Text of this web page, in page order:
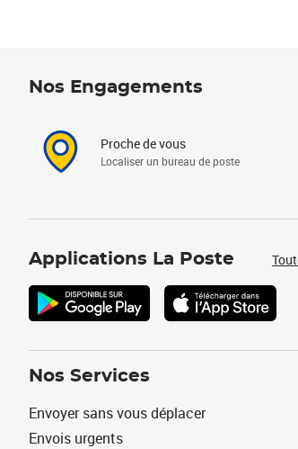
Nos Engagements
Proche de vous
Localiser un bureau de poste
Applications La Poste
Nos Services
Envoyer sans vous déplacer
Envois urgents